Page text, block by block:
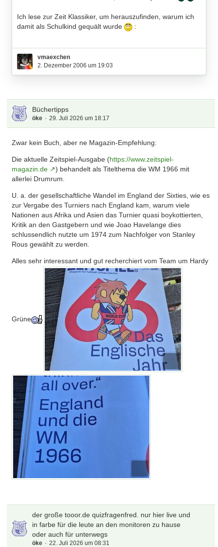
Ich lese zur Zeit Klassiker, um herauszufinden, warum ich
damit als Schulkind gequält wurde
:
Ein unsagbarer Dreck. Wie so ein mies
zusammgestümpertes Geschreibsel Weltliteratur werden
konnte ist mir ein Rätsel
Toll geschrieben. Sehr interessant.
vmaexchen
2. Dezember 2006 um 19:03
Büchertipps
öke 29. Juli 2026 um 18:17
Zwar kein Buch, aber ne Magazin-Empfehlung:
Die aktuelle Zeitspiel-Ausgabe (https://www.zeitspiel-
magazin.de
) behandelt als Titelthema die WM 1966 mit
allerlei Drumrum.
U. a. der gesellschaftliche Wandel im England der Sixties, wie es
zur Vergabe des Turniers nach England kam, warum viele
Nationen aus Afrika und Asien das Turnier quasi boykottierten,
Kritik an den Gastgebern und wie Joao Havelange dies
schlussendlich nutzte um 1974 zum Nachfolger von Stanley
Rous gewählt zu werden.
Alles sehr interessant und gut recherchiert vom Team um Hardy
Grüne
der große tooor.de quizfragenfred. nur hier live und
in farbe für die leute an den monitoren zu hause
oder auch für unterwegs
öke 22. Juli 2026 um 08:31